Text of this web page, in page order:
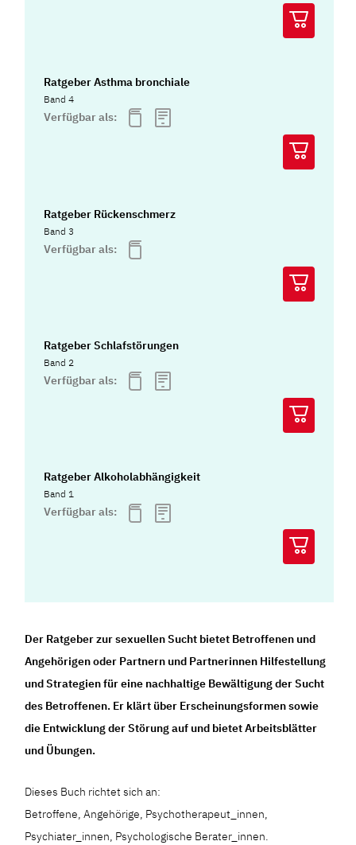
Ratgeber Asthma bronchiale
Band 4
Verfügbar als:
Ratgeber Rückenschmerz
Band 3
Verfügbar als:
Ratgeber Schlafstörungen
Band 2
Verfügbar als:
Ratgeber Alkoholabhängigkeit
Band 1
Verfügbar als:
Der Ratgeber zur sexuellen Sucht bietet Betroffenen und
Angehörigen oder Partnern und Partnerinnen Hilfestellung
und Strategien für eine nachhaltige Bewältigung der Sucht
des Betroffenen. Er klärt über Erscheinungsformen sowie
die Entwicklung der Störung auf und bietet Arbeitsblätter
und Übungen.
Dieses Buch richtet sich an:
Betroffene, Angehörige, Psychotherapeut_innen,
Psychiater_innen, Psychologische Berater_innen.